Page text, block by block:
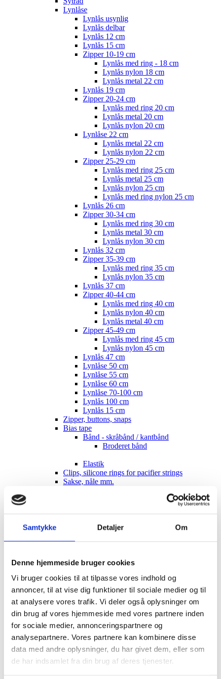
Samtykke Detaljer Om
Denne hjemmeside bruger cookies
Vi bruger cookies til at tilpasse vores indhold og
annoncer, til at vise dig funktioner til sociale medier og til
at analysere vores trafik. Vi deler også oplysninger om
din brug af vores hjemmeside med vores partnere inden
for sociale medier, annonceringspartnere og
analysepartnere. Vores partnere kan kombinere disse
data med andre oplysninger, du har givet dem, eller som
de har indsamlet fra din brug af deres tjenester.
Lynlåse
Lynlås usynlig
Lynlås delbar
Lynlås 12 cm
Lynlås 15 cm
Zipper 10-19 cm
Lynlås med ring - 18 cm
Lynlås nylon 18 cm
Lynlås metal 22 cm
Lynlås 19 cm
Zipper 20-24 cm
Lynlås med ring 20 cm
Lynlås metal 20 cm
Lynlås nylon 20 cm
Lynlåse 22 cm
Lynlås metal 22 cm
Lynlås nylon 22 cm
Zipper 25-29 cm
Lynlås med ring 25 cm
Lynlås metal 25 cm
Lynlås nylon 25 cm
Lynlås med ring nylon 25 cm
Lynlås 26 cm
Zipper 30-34 cm
Lynlås med ring 30 cm
Lynlås metal 30 cm
Lynlås nylon 30 cm
Lynlås 32 cm
Zipper 35-39 cm
Lynlås med ring 35 cm
Lynlås nylon 35 cm
Lynlås 37 cm
Zipper 40-44 cm
Lynlås med ring 40 cm
Lynlås nylon 40 cm
Lynlås metal 40 cm
Zipper 45-49 cm
Lynlås med ring 45 cm
Lynlås nylon 45 cm
Lynlås 47 cm
Lynlåse 50 cm
Lynlåse 55 cm
Lynlåse 60 cm
Lynlåse 70-100 cm
Lynlås 100 cm
Lynlås 15 cm
Zipper, buttons, snaps
Bias tape
Bånd - skråbånd / kantbånd
Broderet bånd
Elastik
Clips, silicone rings for pacifier strings
Sakse, nåle mm.
Symønstre baby
Symønstre barn
Symønstre nederdele
Symønstre overdele
Symønstre overtøj
Sybøger
The Assembly Line
Onion
Merchant and Mills
Minikrea
New Look
Tauko Magazine
Symønstre andet
DIY lav-selv sy-, strikke-, hækle-kit
TILBUD Liberty Fabrics